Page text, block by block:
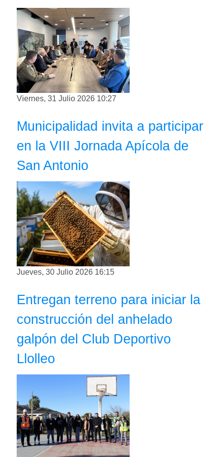
Viernes, 31 Julio 2026 10:27
Municipalidad invita a participar
en la VIII Jornada Apícola de
San Antonio
Jueves, 30 Julio 2026 16:15
Entregan terreno para iniciar la
construcción del anhelado
galpón del Club Deportivo
Llolleo